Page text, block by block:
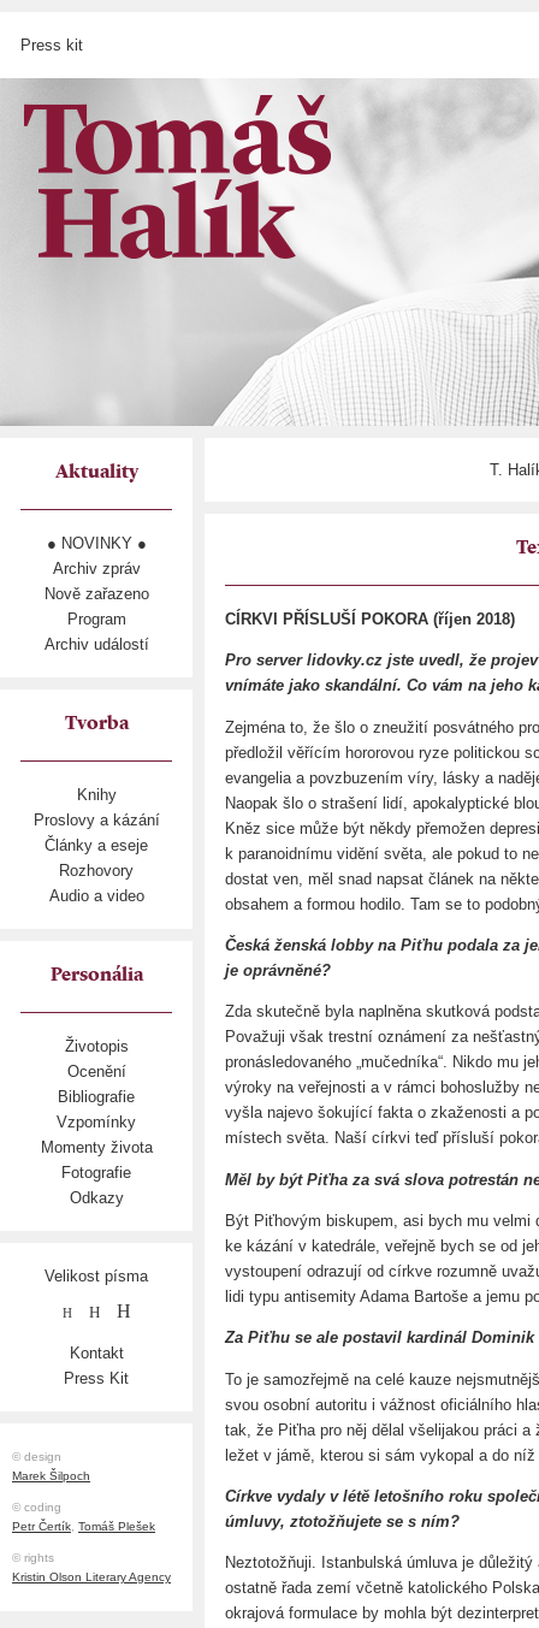
Press kit
Aktuality
● NOVINKY ●
Archiv zpráv
Nově zařazeno
Program
Archiv událostí
Tvorba
Knihy
Proslovy a kázání
Články a eseje
Rozhovory
Audio a video
Personália
Životopis
Ocenění
Bibliografie
Vzpomínky
Momenty života
Fotografie
Odkazy
Velikost písma
H H H
Kontakt
Press Kit
© design
Marek Šilpoch
© coding
Petr Čertík, Tomáš Plešek
© rights
Kristin Olson Literary Agency
T.
CÍRKVI PŘÍSLUŠÍ POKORA (říjen 2018)
Pro server lidovky.cz jste uvedl, že
vnímáte jako skandální. Co vám na jeho
Zejména to, že šlo o zneužití posvátného
předložil věřícím hororovou ryze politickou
evangelia a povzbuzením víry, lásky a
Naopak šlo o strašení lidí, apokalyptické
Kněz sice může být někdy přemožen
k paranoidnímu vidění světa, ale pokud to
dostat ven, měl snad napsat článek na
obsahem a formou hodilo. Tam se to
Česká ženská lobby na Piťhu podala za
je oprávněné?
Zda skutečně byla naplněna skutková
Považuji však trestní oznámení za
pronásledovaného „mučedníka“. Nikdo mu
výroky na veřejnosti a v rámci bohoslužby
vyšla najevo šokující fakta o zkaženosti a
místech světa. Naší církvi teď přísluší
Měl by být Piťha za svá slova potrestán
Být Piťhovým biskupem, asi bych mu velmi
ke kázání v katedrále, veřejně bych se od
vystoupení odrazují od církve rozumně
lidi typu antisemity Adama Bartoše a jemu
Za Piťhu se ale postavil kardinál Dominik
To je samozřejmě na celé kauze
svou osobní autoritu i vážnost oficiálního
tak, že Piťha pro něj dělal všelijakou práci a
ležet v jámě, kterou si sám vykopal a do
Církve vydaly v létě letošního roku
úmluvy, ztotožňujete se s ním?
Neztotožňuji. Istanbulská úmluva je
ostatně řada zemí včetně katolického
okrajová formulace by mohla být